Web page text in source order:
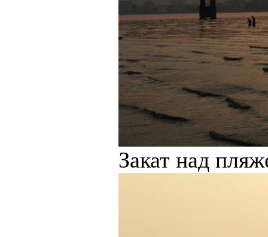
Закат над